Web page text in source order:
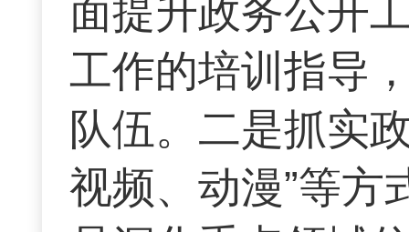
面提升政务公开
工作的培训指导
队伍。二是抓实
视频、动漫”等方